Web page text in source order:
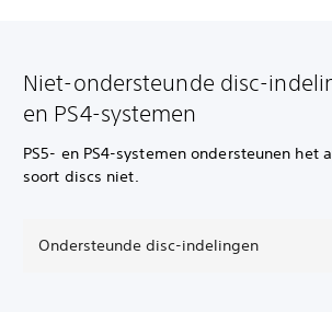
Niet-ondersteunde disc-
en PS4-systemen
PS5- en PS4-systemen ondersteunen het
soort discs niet.
Ondersteunde disc-indelingen